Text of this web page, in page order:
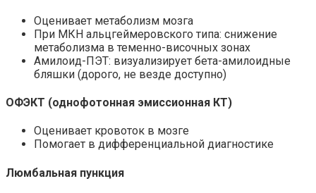
Оценивает метаболизм мозга
При МКН альцгеймеровского типа: снижение
метаболизма в теменно-височных зонах
Амилоид-ПЭТ: визуализирует бета-амилоидные
бляшки (дорого, не везде доступно)
ОФЭКТ (однофотонная эмиссионная КТ)
Оценивает кровоток в мозге
Помогает в дифференциальной диагностике
Люмбальная пункция